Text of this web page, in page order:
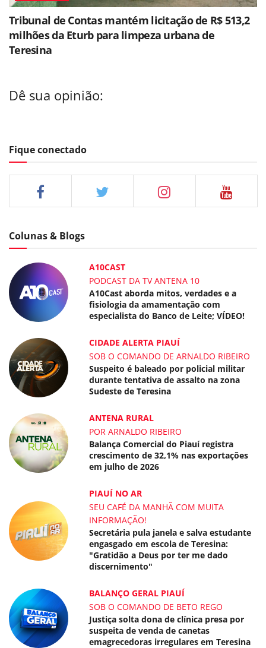
Tribunal de Contas mantém licitação de R$ 513,2
milhões da Eturb para limpeza urbana de
Teresina
Dê sua opinião:
Fique conectado
Colunas & Blogs
A10CAST
PODCAST DA TV ANTENA 10
A10Cast aborda mitos, verdades e a
fisiologia da amamentação com
especialista do Banco de Leite; VÍDEO!
CIDADE ALERTA PIAUÍ
SOB O COMANDO DE ARNALDO RIBEIRO
Suspeito é baleado por policial militar
durante tentativa de assalto na zona
Sudeste de Teresina
ANTENA RURAL
POR ARNALDO RIBEIRO
Balança Comercial do Piauí registra
crescimento de 32,1% nas exportações
em julho de 2026
PIAUÍ NO AR
SEU CAFÉ DA MANHÃ COM MUITA
INFORMAÇÃO!
Secretária pula janela e salva estudante
engasgado em escola de Teresina:
"Gratidão a Deus por ter me dado
discernimento"
BALANÇO GERAL PIAUÍ
SOB O COMANDO DE BETO REGO
Justiça solta dona de clínica presa por
suspeita de venda de canetas
emagrecedoras irregulares em Teresina